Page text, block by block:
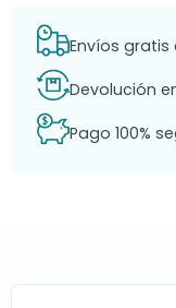
Envíos
Devolución
Pago 100%